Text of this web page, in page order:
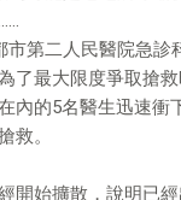
第二人民醫院急診
了最大限度爭取搶
內的5名醫生迅速衝
救。
開始擴散，說明已